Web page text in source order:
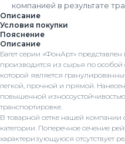
компанией в результате
Описание
Условия покупки
Пояснение
Описание
Багет серии «ФонАрт» представлен
производится из сырья по
которой является
легкой, прочной и прямой.
повышенной
транспортировке.
В товарной сетке нашей компании
категории. Поперечное сечение
характеризующуюся отсутствует